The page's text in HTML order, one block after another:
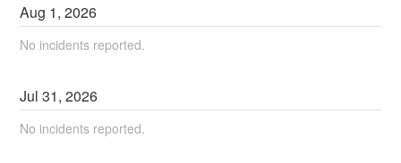
Aug 1,2026
No incidents reported.
Jul31,2026
No incidents reported.